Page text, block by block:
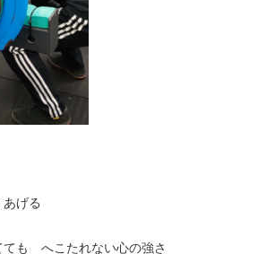
あげる
ても へこたれない心の強さ